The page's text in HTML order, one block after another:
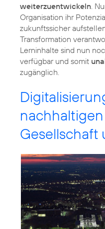
weiterzuentwickeln.
Organisation ihr
zukunftssicher
Transformation
Lerninhalte sind nun
verfügbar und somit
zugänglich.
Gesellschaft